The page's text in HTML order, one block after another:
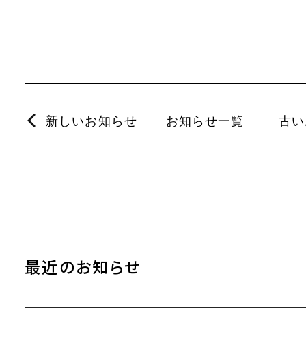
新しいお知らせ お知らせ一覧 古
最近のお知らせ